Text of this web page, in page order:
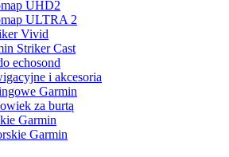
UHD2
ULTRA 2
Vivid
Striker Cast
echosond
i akcesoria
Garmin
za burtą
Garmin
Garmin